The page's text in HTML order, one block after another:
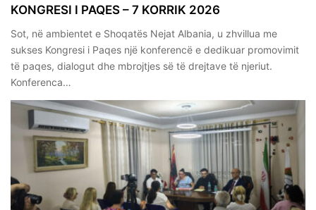
KONGRESI I PAQES – 7 KORRIK 2026
Sot, në ambientet e Shoqatës Nejat Albania, u zhvillua me
sukses Kongresi i Paqes një konferencë e dedikuar promovimit
të paqes, dialogut dhe mbrojtjes së të drejtave të njeriut.
Konferenca…